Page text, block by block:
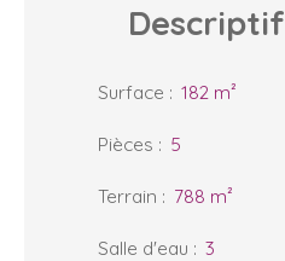
Descriptif
Surface : 182 m²
Pièces : 5
Terrain : 788 m²
Salle d'eau : 3